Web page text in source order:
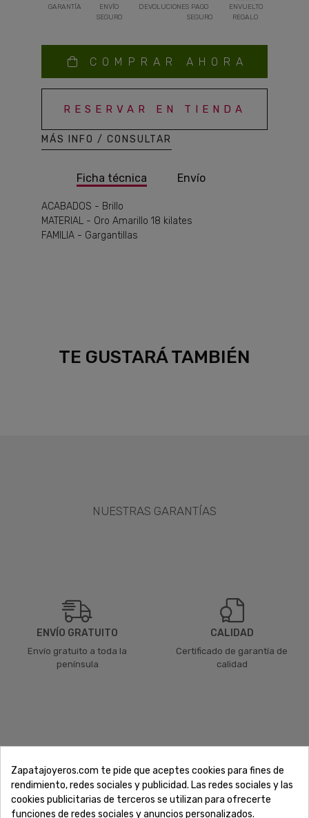
GARANTÍA
ENVÍO
SEGURO
DEVOLUCIONES PAGO
SEGURO
ENVUELTO
REGALO
COMPRAR AHORA
RESERVAR EN TIENDA
MÁS INFO / CONSULTAR
Ficha técnica Envío
ACABADOS - Brillo
MATERIAL - Oro Amarillo 18 kilates
FAMILIA - Gargantillas
TE GUSTARÁ TAMBIÉN
NUESTRAS GARANTÍAS
ENVÍO GRATUITO
Envío gratuito a toda la
península
CALIDAD
Certificado de garantía de
calidad
PAGO SEGURO
Compra y pago 100% seguros
POSIBILIDAD DE
DEVOLUCIÓN
Zapatajoyeros.com te pide que aceptes cookies para fines de
rendimiento, redes sociales y publicidad. Las redes sociales y las
cookies publicitarias de terceros se utilizan para ofrecerte
funciones de redes sociales y anuncios personalizados.